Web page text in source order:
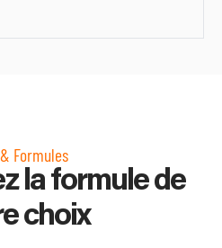
Formules
la formule de
choix